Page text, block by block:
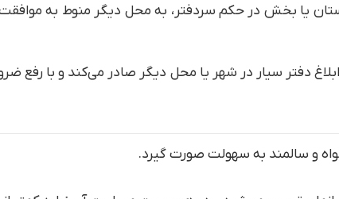
شهرستان یا بخش در حکم سردفتر، به محل دیگر منوط به
دفتر سیار در شهر یا محل دیگر صادر می‌کند و با رفع
و سالمند به سهولت صورت گیرد.